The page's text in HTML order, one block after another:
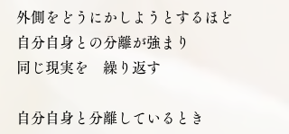
外側をどうにかしようとするほど
自分自身との分離が強まり
同じ現実を　繰り返す
自分自身と分離しているとき